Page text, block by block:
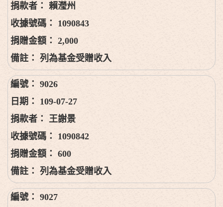
賴瀅州
1090843
2,000
列為基金受贈收入
9026
109-07-27
王謝景
1090842
600
列為基金受贈收入
9027